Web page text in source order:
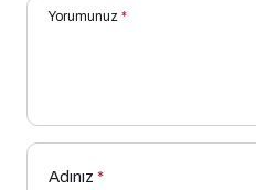
Yorumunuz *
Adınız *